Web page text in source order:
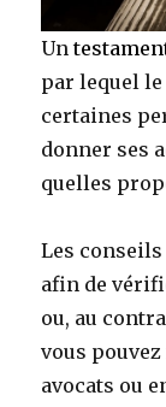
Un
par lequel
certaines
donner ses
quelles
Les conseils
afin de
ou, au
vous
avocats ou